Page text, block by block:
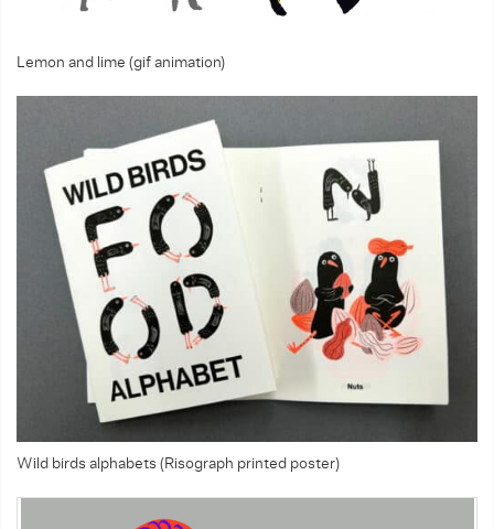
Lemon and lime (gif animation)
Wild birds alphabets (Risograph printed poster)